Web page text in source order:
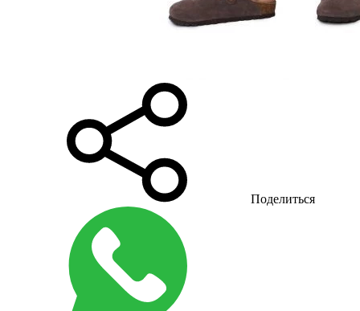
Поделиться